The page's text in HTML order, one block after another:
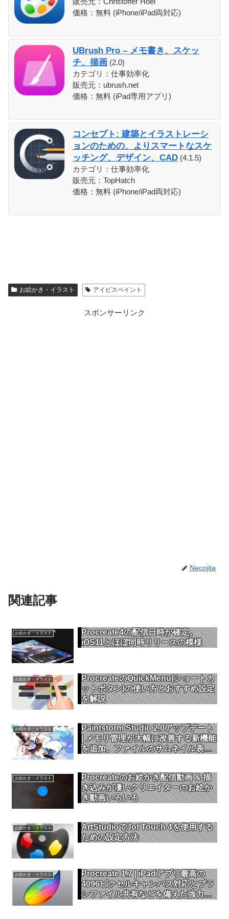
価格：無料 (iPhone/iPad両対応)
UBrush Pro – メモ書き、スケッ
チ、描画 (2.0)
カテゴリ：仕事効率化
販売元：ubrush.net
価格：無料 (iPad専用アプリ)
コンセプト: 建築とイラストレーシ
ョンのための、よりスマートなスケ
ッチング、デザイン、CAD (4.1.5)
カテゴリ：仕事効率化
販売元：TopHatch
価格：無料 (iPhone/iPad両対応)
お絵かき・イラスト アイビスペイント
スポンサーリンク
Necojita
関連記事
お絵かき・イラスト
Procreate4の配信日時が確定。
iOS11とほぼ同時リリースの模様
お絵かき・イラスト
ProcreateのQuickMenu(ショートカ
ットボタン)の使い方とおすすめ設定
を解説
お絵かき・イラスト
Paintstorm Studio 2.0アップデート
| メモリ管理が大幅に改善する新機能
を追加。ファイルのサムネイル表示
お絵かき・イラスト
Procreateのお絵かき配信動画 & 描
き込みが凄いクリエイターのお絵か
き動画いろいろ
お絵かき・イラスト
ArtStudioでJot Touch 4を使用する
ための設定方法
お絵かき・イラスト
Procreate 1.7 | iPadアプリ最高の
4096ピクセルキャンバス対応とブラ
シファイル共有などを備えた強力な